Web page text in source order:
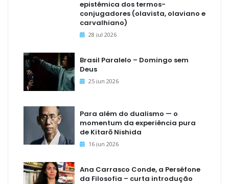
epistêmica dos termos-
conjugadores (olavista, olaviano e
carvalhiano)
28 jul 2026
Brasil Paralelo – Domingo sem
Deus
25 jun 2026
Para além do dualismo — o
momentum da experiência pura
de Kitarō Nishida
16 jun 2026
Ana Carrasco Conde, a Perséfone
da Filosofia – curta introdução